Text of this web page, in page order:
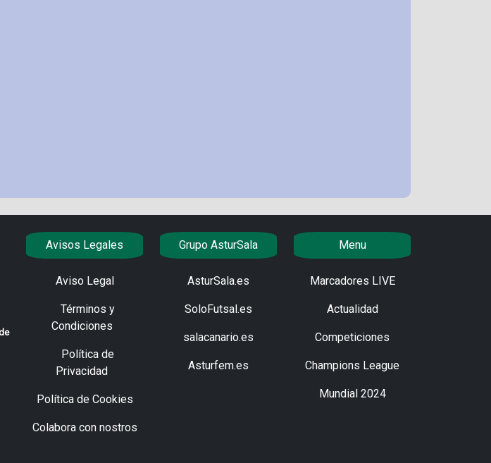
Avisos Legales
Aviso Legal
Términos y
Condiciones
Política de
Privacidad
Política de Cookies
Colabora con nostros
Grupo AsturSala
AsturSala.es
SoloFutsal.es
salacanario.es
Asturfem.es
Menu
Marcadores LIVE
Actualidad
Competiciones
Champions League
Mundial 2024